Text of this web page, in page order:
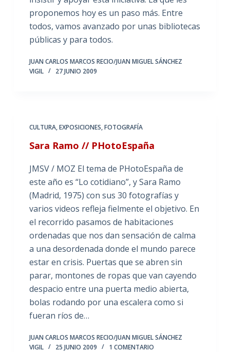
proponemos hoy es un paso más. Entre
todos, vamos avanzado por unas bibliotecas
públicas y para todos.
JUAN CARLOS MARCOS RECIO/JUAN MIGUEL SÁNCHEZ
VIGIL
27 JUNIO 2009
CULTURA,EXPOSICIONES,FOTOGRAFÍA
Sara Ramo // PHotoEspaña
JMSV / MOZ El tema de PHotoEspaña de
este año es “Lo cotidiano”, y Sara Ramo
(Madrid, 1975) con sus 30 fotografías y
varios videos refleja fielmente el objetivo. En
el recorrido pasamos de habitaciones
ordenadas que nos dan sensación de calma
a una desordenada donde el mundo parece
estar en crisis. Puertas que se abren sin
parar, montones de ropas que van cayendo
despacio entre una puerta medio abierta,
bolas rodando por una escalera como si
fueran ríos de…
JUAN CARLOS MARCOS RECIO/JUAN MIGUEL SÁNCHEZ
VIGIL
25 JUNIO 2009 1 COMENTARIO